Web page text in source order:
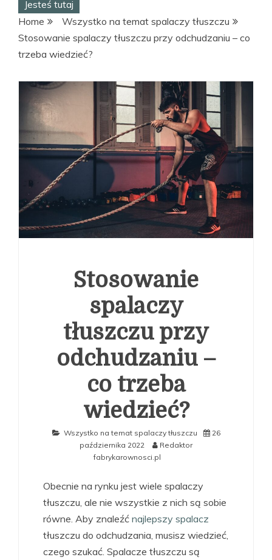
Jesteś tutaj
Home
Wszystko na temat spalaczy tłuszczu
Stosowanie spalaczy tłuszczu przy odchudzaniu – co
trzeba wiedzieć?
Stosowanie
spalaczy
tłuszczu przy
odchudzaniu –
co trzeba
wiedzieć?
Wszystko na temat spalaczy tłuszczu
26
października 2022
Redaktor
fabrykarownosci.pl
Obecnie na rynku jest wiele spalaczy
tłuszczu, ale nie wszystkie z nich są sobie
równe. Aby znaleźć najlepszy spalacz
tłuszczu do odchudzania, musisz wiedzieć,
czego szukać. Spalacze tłuszczu są